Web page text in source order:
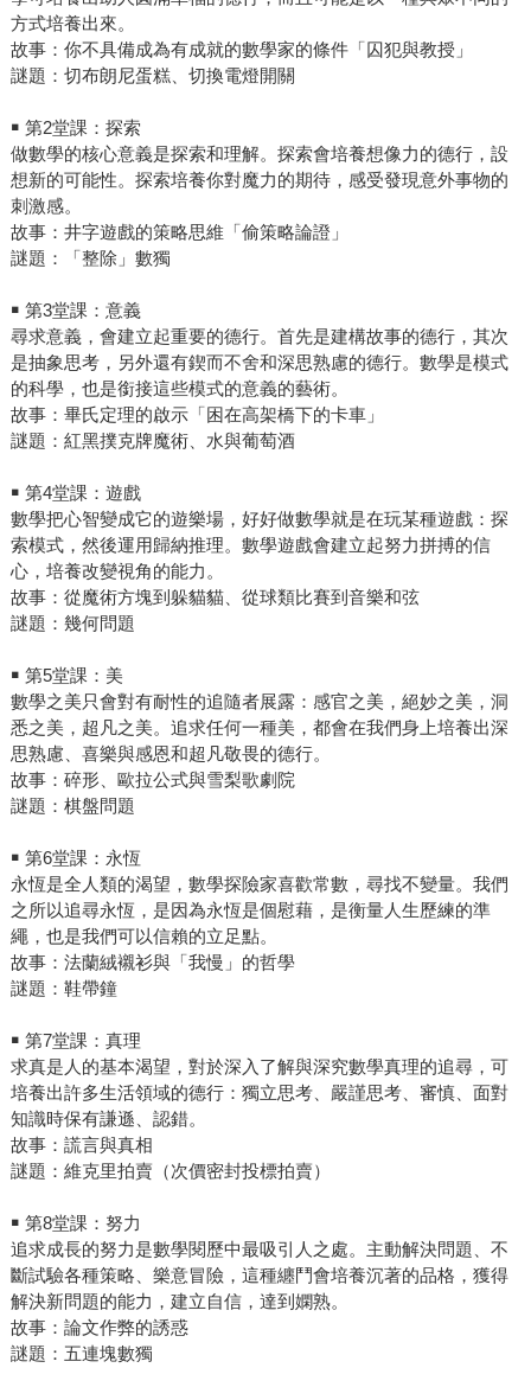
方式培養出來。
故事：你不具備成為有成就的數學家的條件「囚犯與教授」
謎題：切布朗尼蛋糕、切換電燈開關
￭ 第2堂課：探索
做數學的核心意義是探索和理解。探索會培養想像力的德行，設
想新的可能性。探索培養你對魔力的期待，感受發現意外事物的
刺激感。
故事：井字遊戲的策略思維「偷策略論證」
謎題：「整除」數獨
￭ 第3堂課：意義
尋求意義，會建立起重要的德行。首先是建構故事的德行，其次
是抽象思考，另外還有鍥而不舍和深思熟慮的德行。數學是模式
的科學，也是銜接這些模式的意義的藝術。
故事：畢氏定理的啟示「困在高架橋下的卡車」
謎題：紅黑撲克牌魔術、水與葡萄酒
￭ 第4堂課：遊戲
數學把心智變成它的遊樂場，好好做數學就是在玩某種遊戲：探
索模式，然後運用歸納推理。數學遊戲會建立起努力拼搏的信
心，培養改變視角的能力。
故事：從魔術方塊到躲貓貓、從球類比賽到音樂和弦
謎題：幾何問題
￭ 第5堂課：美
數學之美只會對有耐性的追隨者展露：感官之美，絕妙之美，洞
悉之美，超凡之美。追求任何一種美，都會在我們身上培養出深
思熟慮、喜樂與感恩和超凡敬畏的德行。
故事：碎形、歐拉公式與雪梨歌劇院
謎題：棋盤問題
￭ 第6堂課：永恆
永恆是全人類的渴望，數學探險家喜歡常數，尋找不變量。我們
之所以追尋永恆，是因為永恆是個慰藉，是衡量人生歷練的準
繩，也是我們可以信賴的立足點。
故事：法蘭絨襯衫與「我慢」的哲學
謎題：鞋帶鐘
￭ 第7堂課：真理
求真是人的基本渴望，對於深入了解與深究數學真理的追尋，可
培養出許多生活領域的德行：獨立思考、嚴謹思考、審慎、面對
知識時保有謙遜、認錯。
故事：謊言與真相
謎題：維克里拍賣（次價密封投標拍賣）
￭ 第8堂課：努力
追求成長的努力是數學閱歷中最吸引人之處。主動解決問題、不
斷試驗各種策略、樂意冒險，這種纏鬥會培養沉著的品格，獲得
解決新問題的能力，建立自信，達到嫻熟。
故事：論文作弊的誘惑
謎題：五連塊數獨